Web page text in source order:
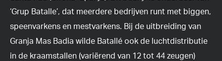
‘Grup Batalle’, dat meerdere bedrijven runt met biggen,
speenvarkens en mestvarkens. Bij de uitbreiding van
Granja Mas Badia wilde Batallé ook de luchtdistributie
in de kraamstallen (variërend van 12 tot 44 zeugen)